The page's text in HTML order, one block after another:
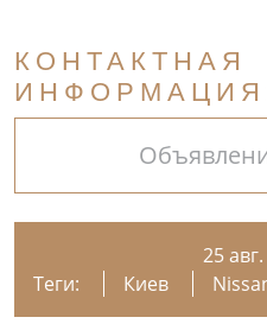
КОНТАКТНАЯ
25
Теги:
Киев